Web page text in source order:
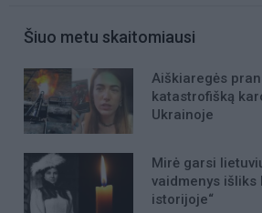
Šiuo metu skaitomiausi
Aiškiaregės
katastrofišką
Ukrainoje
Mirė garsi
vaidmenys išliks
istorijoje“